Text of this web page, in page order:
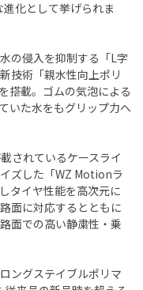
化として挙げられま
の侵入を抑制する「L字
技術「親水性向上ポリ
搭載。ゴムの気泡による
いた水をもグリップ力へ
されているケースライ
ズした「WZ Motionラ
タイヤ性能を高次元に
面に対応するとともに
面での高い静粛性・乗
ングステイブルポリマ